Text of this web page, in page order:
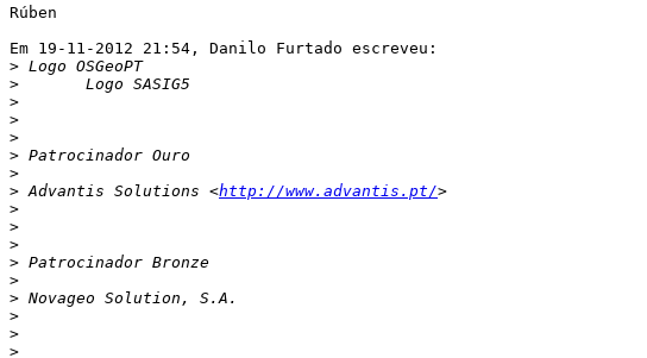
Rúben
Em 19-11-2012 21:54, Danilo Furtado escreveu:
>
>
>
>
>
>
>
> Advantis Solutions <http://www.advantis.pt/
>
>
>
>
>
>
>
>
>